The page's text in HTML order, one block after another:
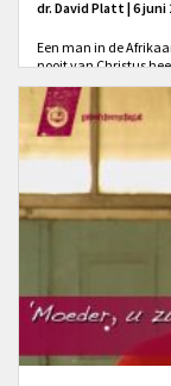
dr. David Platt | 6 juni
Een man in de
nooit van Christus